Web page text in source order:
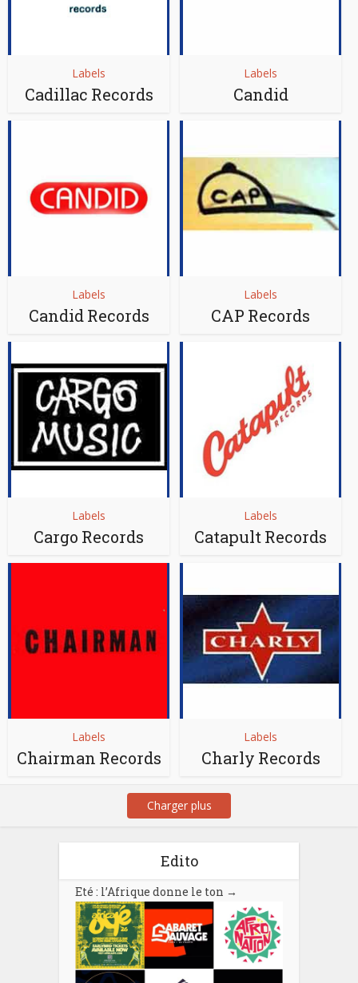
Labels
Cadillac Records
Labels
Candid
Labels
Candid Records
Labels
CAP Records
Labels
Cargo Records
Labels
Catapult Records
Labels
Chairman Records
Labels
Charly Records
Charger plus
Edito
Eté : l’Afrique donne le ton →